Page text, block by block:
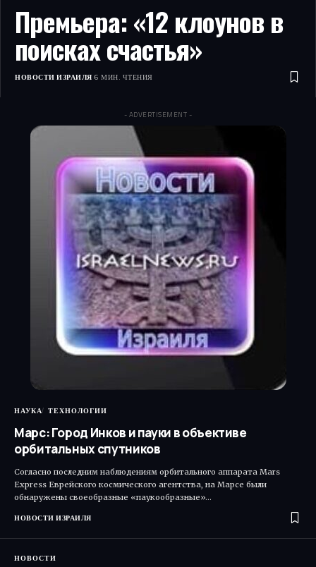
Премьера: «12 клоунов в
поисках счастья»
НОВОСТИ ИЗРАИЛЯ 6 МИН. ЧТЕНИЯ
- ADVERTISEMENT -
НАУКА ТЕХНОЛОГИИ
Марс: Город Инков и пауки в объективе
орбитальных спутников
Согласно последним наблюдениям орбитального аппарата Mars
Express Еврейского космического агентства, на Марсе были
обнаружены своеобразные «паукообразные»…
НОВОСТИ ИЗРАИЛЯ
НОВОСТИ